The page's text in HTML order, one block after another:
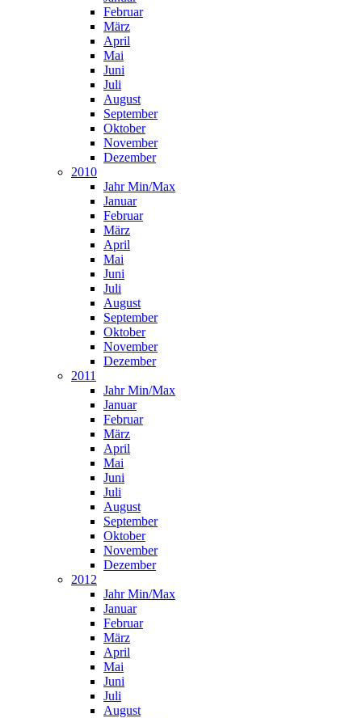
Februar
März
April
Mai
Juni
Juli
August
September
Oktober
November
Dezember
2010
Jahr Min/Max
Januar
Februar
März
April
Mai
Juni
Juli
August
September
Oktober
November
Dezember
2011
Jahr Min/Max
Januar
Februar
März
April
Mai
Juni
Juli
August
September
Oktober
November
Dezember
2012
Jahr Min/Max
Januar
Februar
März
April
Mai
Juni
Juli
August